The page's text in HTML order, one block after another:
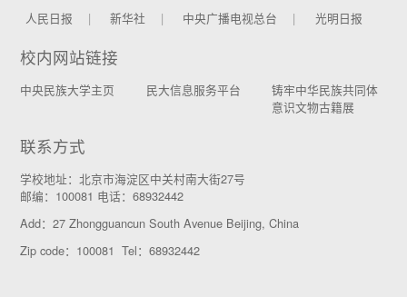
人民日报
新华社 中央广播电视总台 光明日报
校内网站链接
中央民族大学主页 民大信息服务平台
铸牢中华民族共同体
意识文物古籍展
联系方式
学校地址：北京市海淀区中关村南大街27号
邮编：100081 电话：68932442
Add：27 Zhongguancun South Avenue Beijing, China
Zip code：100081 Tel：68932442